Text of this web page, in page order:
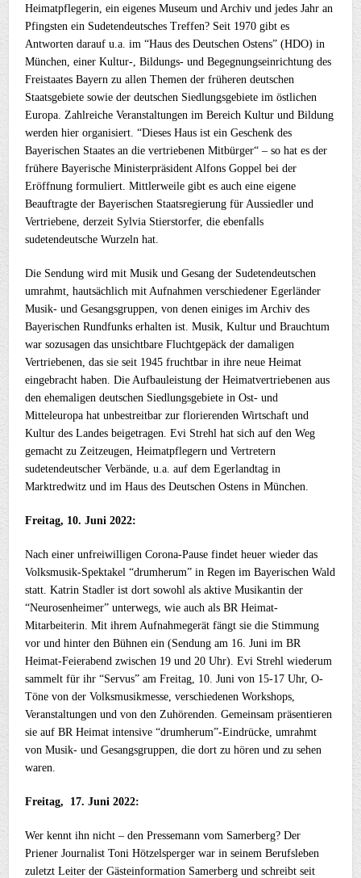
Heimatpflegerin, ein eigenes Museum und Archiv und jedes Jahr an
Pfingsten ein Sudetendeutsches Treffen? Seit 1970 gibt es
Antworten darauf u.a. im “Haus des Deutschen Ostens” (HDO) in
München, einer Kultur-, Bildungs- und Begegnungseinrichtung des
Freistaates Bayern zu allen Themen der früheren deutschen
Staatsgebiete sowie der deutschen Siedlungsgebiete im östlichen
Europa. Zahlreiche Veranstaltungen im Bereich Kultur und Bildung
werden hier organisiert. “Dieses Haus ist ein Geschenk des
Bayerischen Staates an die vertriebenen Mitbürger“ – so hat es der
frühere Bayerische Ministerpräsident Alfons Goppel bei der
Eröffnung formuliert. Mittlerweile gibt es auch eine eigene
Beauftragte der Bayerischen Staatsregierung für Aussiedler und
Vertriebene, derzeit Sylvia Stierstorfer, die ebenfalls
sudetendeutsche Wurzeln hat.
Die Sendung wird mit Musik und Gesang der Sudetendeutschen
umrahmt, hautsächlich mit Aufnahmen verschiedener Egerländer
Musik- und Gesangsgruppen, von denen einiges im Archiv des
Bayerischen Rundfunks erhalten ist. Musik, Kultur und Brauchtum
war sozusagen das unsichtbare Fluchtgepäck der damaligen
Vertriebenen, das sie seit 1945 fruchtbar in ihre neue Heimat
eingebracht haben. Die Aufbauleistung der Heimatvertriebenen aus
den ehemaligen deutschen Siedlungsgebiete in Ost- und
Mitteleuropa hat unbestreitbar zur florierenden Wirtschaft und
Kultur des Landes beigetragen. Evi Strehl hat sich auf den Weg
gemacht zu Zeitzeugen, Heimatpflegern und Vertretern
sudetendeutscher Verbände, u.a. auf dem Egerlandtag in
Marktredwitz und im Haus des Deutschen Ostens in München.
Freitag, 10. Juni 2022:
Nach einer unfreiwilligen Corona-Pause findet heuer wieder das
Volksmusik-Spektakel “drumherum” in Regen im Bayerischen Wald
statt. Katrin Stadler ist dort sowohl als aktive Musikantin der
“Neurosenheimer” unterwegs, wie auch als BR Heimat-
Mitarbeiterin. Mit ihrem Aufnahmegerät fängt sie die Stimmung
vor und hinter den Bühnen ein (Sendung am 16. Juni im BR
Heimat-Feierabend zwischen 19 und 20 Uhr). Evi Strehl wiederum
sammelt für ihr “Servus” am Freitag, 10. Juni von 15-17 Uhr, O-
Töne von der Volksmusikmesse, verschiedenen Workshops,
Veranstaltungen und von den Zuhörenden. Gemeinsam präsentieren
sie auf BR Heimat intensive “drumherum”-Eindrücke, umrahmt
von Musik- und Gesangsgruppen, die dort zu hören und zu sehen
waren.
Freitag, 17. Juni 2022:
Wer kennt ihn nicht – den Pressemann vom Samerberg? Der
Priener Journalist Toni Hötzelsperger war in seinem Berufsleben
zuletzt Leiter der Gästeinformation Samerberg und schreibt seit